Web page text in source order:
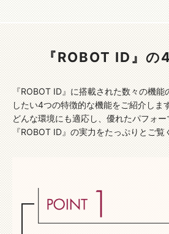
『ROBOT ID』の
『ROBOT ID』に搭載された数々の機
したい4つの特徴的な機能をご紹介します
どんな環境にも適応し、優れたパフォ
『ROBOT ID』の実力をたっぷりとご覧